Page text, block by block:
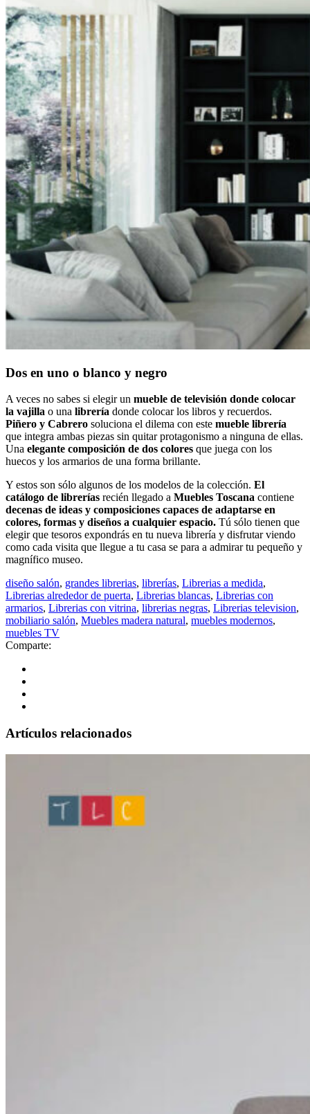
Dos en uno o blanco y negro
A veces no sabes si elegir un mueble de televisión donde colocar
la vajilla o una librería donde colocar los libros y recuerdos.
Piñero y Cabrero soluciona el dilema con este mueble librería
que integra ambas piezas sin quitar protagonismo a ninguna de ellas.
Una elegante composición de dos colores que juega con los
huecos y los armarios de una forma brillante.
Y estos son sólo algunos de los modelos de la colección. El
catálogo de librerías recién llegado a Muebles Toscana contiene
decenas de ideas y composiciones capaces de adaptarse en
colores, formas y diseños a cualquier espacio. Tú sólo tienen que
elegir que tesoros expondrás en tu nueva librería y disfrutar viendo
como cada visita que llegue a tu casa se para a admirar tu pequeño y
magnífico museo.
diseño salón, grandes librerias, librerías, Librerias a medida,
Librerias alrededor de puerta, Librerias blancas, Librerias con
armarios, Librerias con vitrina, librerias negras, Librerias television,
mobiliario salón, Muebles madera natural, muebles modernos,
muebles TV
Comparte:
Artículos relacionados